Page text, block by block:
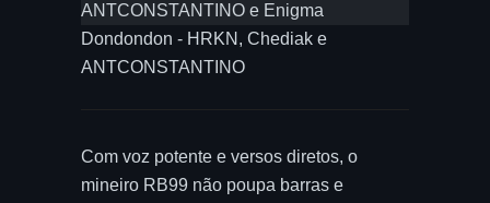
ANTCONSTANTINO e Enigma
Dondondon - HRKN, Chediak e
ANTCONSTANTINO
Com voz potente e versos diretos, o
mineiro RB99 não poupa barras e